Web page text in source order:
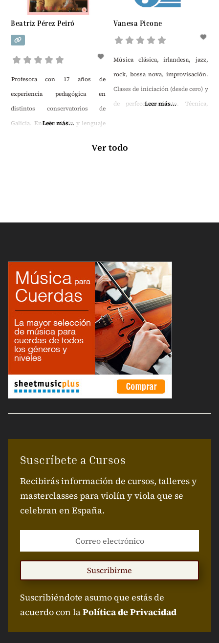
interesado
Beatriz Pérez Peiró
Profesora con 17 años de
experiencia pedagógica en
distintos conservatorios de
Galicia. Enseño violín y lenguaje
Ourense y alrededores, y también
Leer más...
Vanesa Picone
Música clásica, irlandesa, jazz,
rock, bossa nova, improvisación.
Clases de iniciación (desde cero) y
de perfeccionamiento. Técnica,
entretenido y ameno. Adaptado a
de “préstamo” (gratis) para l@s
clases. Asesoramiento
Leer más...
Ver todo
Suscríbete a Cursos
Recibirás información de cursos, talleres y
masterclasses para violín y viola que se
celebran en España.
Suscribirme
Suscribiéndote asumo que estás de
acuerdo con laPolítica de Privacidad